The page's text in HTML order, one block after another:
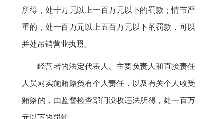
所得，处十万元以上一百万元以下的罚款 ；情节严
重的，处一百万元以上五百万元以下的罚款 ， 可以
并处吊销营业执照。
经营者的法定代表人、主要负责人和直接责任
人员对实施贿赂负有个人责任 ， 以及有关个人收受
贿赂的，由监督检查部门没收违法所得，处一百万
元以下的罚款。